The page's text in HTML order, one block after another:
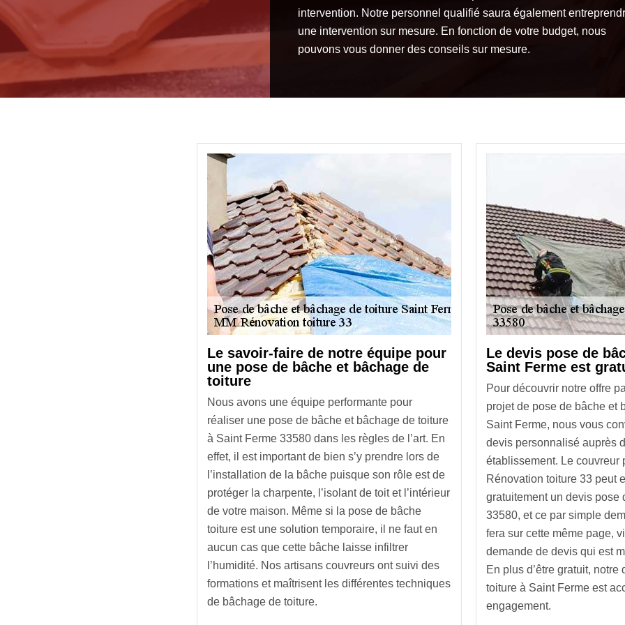
intervention. Notre personnel qualifié saura également
une intervention sur mesure. En fonction de votre budget, nous
pouvons vous donner des conseils sur mesure.
Le savoir-faire de notre équipe pour
une pose de bâche et bâchage de
toiture
Nous avons une équipe performante pour
réaliser une pose de bâche et bâchage de toiture
à Saint Ferme 33580 dans les règles de l’art. En
effet, il est important de bien s’y prendre lors de
l’installation de la bâche puisque son rôle est de
protéger la charpente, l’isolant de toit et l’intérieur
de votre maison. Même si la pose de bâche
toiture est une solution temporaire, il ne faut en
aucun cas que cette bâche laisse infiltrer
l’humidité. Nos artisans couvreurs ont suivi des
formations et maîtrisent les différentes techniques
de bâchage de toiture.
Le devis pose de
Saint Ferme est
Pour découvrir notre offre
projet de pose de bâche et
Saint Ferme, nous vous
devis personnalisé auprès
établissement. Le couvreur
Rénovation toiture 33 peut
gratuitement un devis pose
33580, et ce par simple
fera sur cette même page,
demande de devis qui est
En plus d’être gratuit,
toiture à Saint Ferme est
engagement.